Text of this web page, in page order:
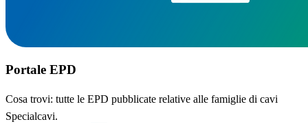
Portale EPD
Cosa trovi: tutte le EPD pubblicate relative alle famiglie di cavi
Specialcavi.